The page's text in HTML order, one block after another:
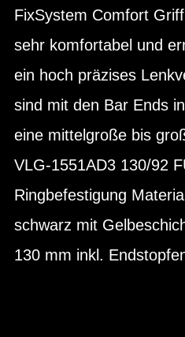
FixSystem Comfort
sehr komfortabel und
ein hoch präzises
sind mit den Bar Ends
eine mittelgroße bis
VLG-1551AD3 130/92
Ringbefestigung
schwarz mit
130 mm inkl.